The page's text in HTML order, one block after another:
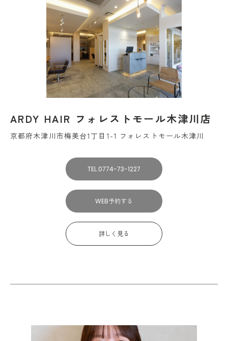
ARDY HAIR フォレストモール木津川店
京都府木津川市梅美台1丁目1-1 フォレストモール木津川
TEL.0774-73-1227
WEB予約する
詳しく見る